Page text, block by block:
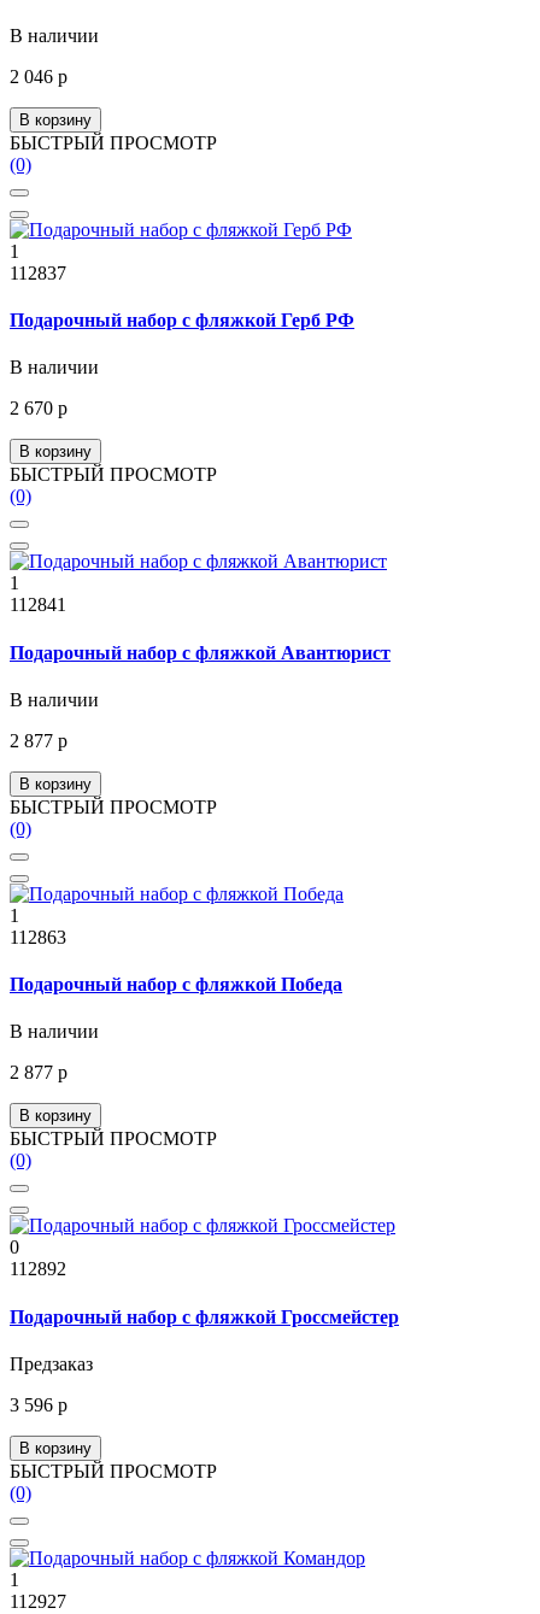
В наличии
2 046 р
В корзину
БЫСТРЫЙ ПРОСМОТР
(0)
1
112837
Подарочный набор с фляжкой Герб РФ
В наличии
2 670 р
В корзину
БЫСТРЫЙ ПРОСМОТР
(0)
1
112841
Подарочный набор с фляжкой Авантюрист
В наличии
2 877 р
В корзину
БЫСТРЫЙ ПРОСМОТР
(0)
1
112863
Подарочный набор с фляжкой Победа
В наличии
2 877 р
В корзину
БЫСТРЫЙ ПРОСМОТР
(0)
0
112892
Подарочный набор с фляжкой Гроссмейстер
Предзаказ
3 596 р
В корзину
БЫСТРЫЙ ПРОСМОТР
(0)
1
112927